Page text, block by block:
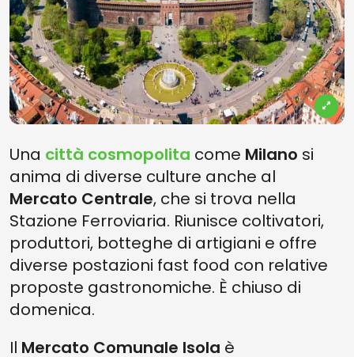
Una città cosmopolita come Milano si
anima di diverse culture anche al
Mercato Centrale, che si trova nella
Stazione Ferroviaria. Riunisce coltivatori,
produttori, botteghe di artigiani e offre
diverse postazioni fast food con relative
proposte gastronomiche. È chiuso di
domenica.
Il Mercato Comunale Isola è